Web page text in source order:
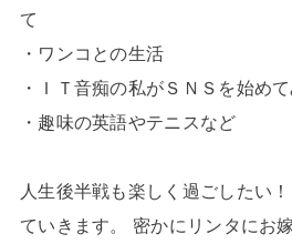
て
・ワンコとの生活
・ＩＴ音痴の私がＳＮＳを始めて
・趣味の英語やテニスなど
人生後半戦も楽しく過ごしたい
ていきます。 密かにリンタにお